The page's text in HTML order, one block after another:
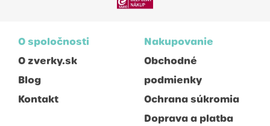
O spoločnosti
O zverky.sk
Blog
Kontakt
Nakupovanie
Obchodné
podmienky
Ochrana súkromia
Doprava a platba